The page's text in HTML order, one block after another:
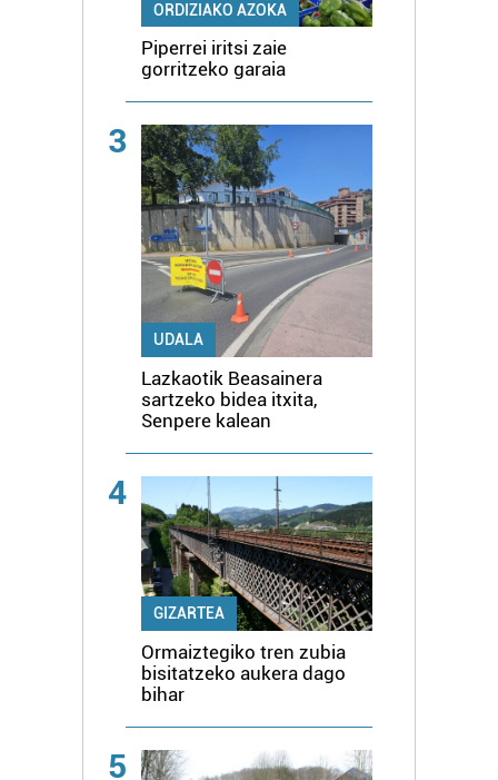
ORDIZIAKO AZOKA
Piperrei iritsi zaie
gorritzeko garaia
3
UDALA
Lazkaotik Beasainera
sartzeko bidea itxita,
Senpere kalean
4
GIZARTEA
Ormaiztegiko tren zubia
bisitatzeko aukera dago
bihar
5